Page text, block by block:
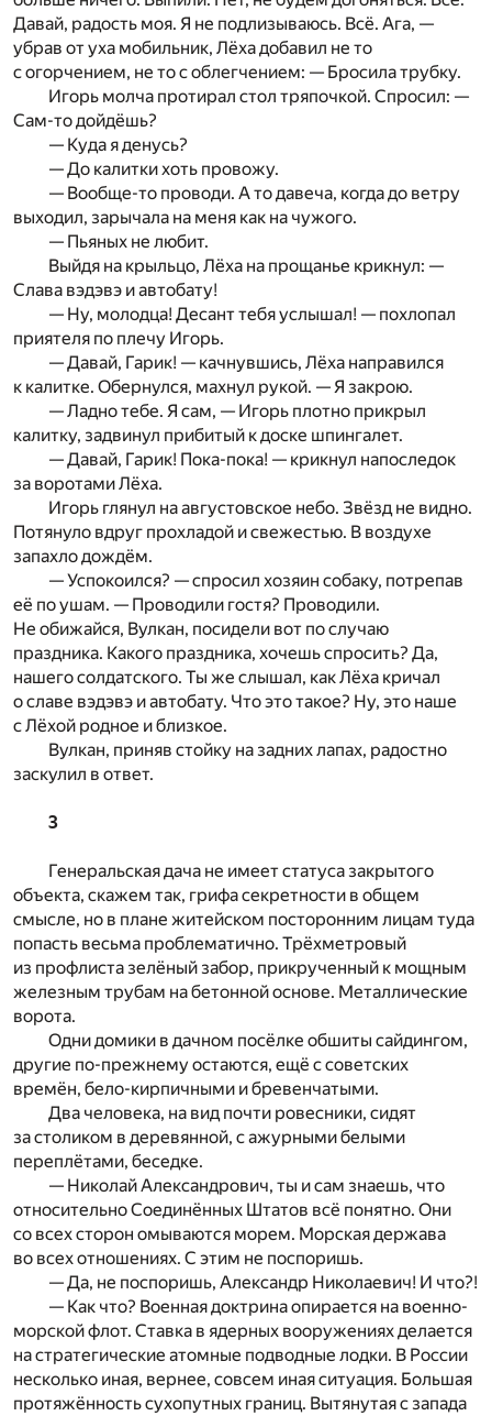
Давай, радость моя. Я не подлизываюсь. Всё. Ага, —
убрав от уха мобильник, Лёха добавил не то
с огорчением, не то с облегчением: — Бросила трубку.
Игорь молча протирал стол тряпочкой. Спросил: —
Сам-то дойдёшь?
— Куда я денусь?
— До калитки хоть провожу.
— Вообще-то проводи. А то давеча, когда до ветру
выходил, зарычала на меня как на чужого.
— Пьяных не любит.
Выйдя на крыльцо, Лёха на прощанье крикнул: —
Слава вэдэвэ и автобату!
— Ну, молодца! Десант тебя услышал! — похлопал
приятеля по плечу Игорь.
— Давай, Гарик! — качнувшись, Лёха направился
к калитке. Обернулся, махнул рукой. — Я закрою.
— Ладно тебе. Я сам, — Игорь плотно прикрыл
калитку, задвинул прибитый к доске шпингалет.
— Давай, Гарик! Пока-пока! — крикнул напоследок
за воротами Лёха.
Игорь глянул на августовское небо. Звёзд не видно.
Потянуло вдруг прохладой и свежестью. В воздухе
запахло дождём.
— Успокоился? — спросил хозяин собаку, потрепав
её по ушам. — Проводили гостя? Проводили.
Не обижайся, Вулкан, посидели вот по случаю
праздника. Какого праздника, хочешь спросить? Да,
нашего солдатского. Ты же слышал, как Лёха кричал
о славе вэдэвэ и автобату. Что это такое? Ну, это наше
с Лёхой родное и близкое.
Вулкан, приняв стойку на задних лапах, радостно
заскулил в ответ.
3
Генеральская дача не имеет статуса закрытого
объекта, скажем так, грифа секретности в общем
смысле, но в плане житейском посторонним лицам туда
попасть весьма проблематично. Трёхметровый
из профлиста зелёный забор, прикрученный к мощным
железным трубам на бетонной основе. Металлические
ворота.
Одни домики в дачном посёлке обшиты сайдингом,
другие по-прежнему остаются, ещё с советских
времён, бело-кирпичными и бревенчатыми.
Два человека, на вид почти ровесники, сидят
за столиком в деревянной, с ажурными белыми
переплётами, беседке.
— Николай Александрович, ты и сам знаешь, что
относительно Соединённых Штатов всё понятно. Они
со всех сторон омываются морем. Морская держава
во всех отношениях. С этим не поспоришь.
— Да, не поспоришь, Александр Николаевич! И что?!
— Как что? Военная доктрина опирается на военно-
морской флот. Ставка в ядерных вооружениях делается
на стратегические атомные подводные лодки. В России
несколько иная, вернее, совсем иная ситуация. Большая
протяжённость сухопутных границ. Вытянутая с запада